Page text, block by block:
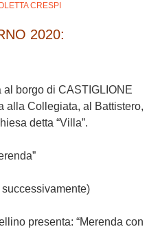
CRESPI
2020:
al borgo diCASTIGLIONE
alla Collegiata, al Battistero,
detta “Villa”.
presenta: “Merenda con